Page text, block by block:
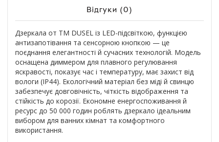
Відгуки (0)
Дзеркала от ТМ DUSEL із LED-підсвіткою, функцією
антизапотівання та сенсорною кнопкою — це
поєднання елегантності й сучасних технологій. Модель
оснащена диммером для плавного регулювання
яскравості, показує час і температуру, має захист від
вологи (IP44). Екологічний матеріал без міді й свинцю
забезпечує довговічність, чіткість відображення та
стійкість до корозії. Економне енергоспоживання й
ресурс до 50 000 годин роблять дзеркало ідеальним
вибором для ванних кімнат та комфортного
використання.